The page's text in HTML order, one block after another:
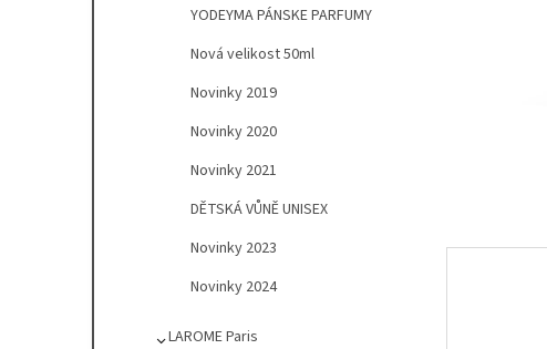
YODEYMA PÁNSKE PARFUMY
Nová velikost 50ml
Novinky 2019
Novinky 2020
Novinky 2021
DĚTSKÁ VŮNĚ UNISEX
Novinky 2023
Novinky 2024
LAROME Paris